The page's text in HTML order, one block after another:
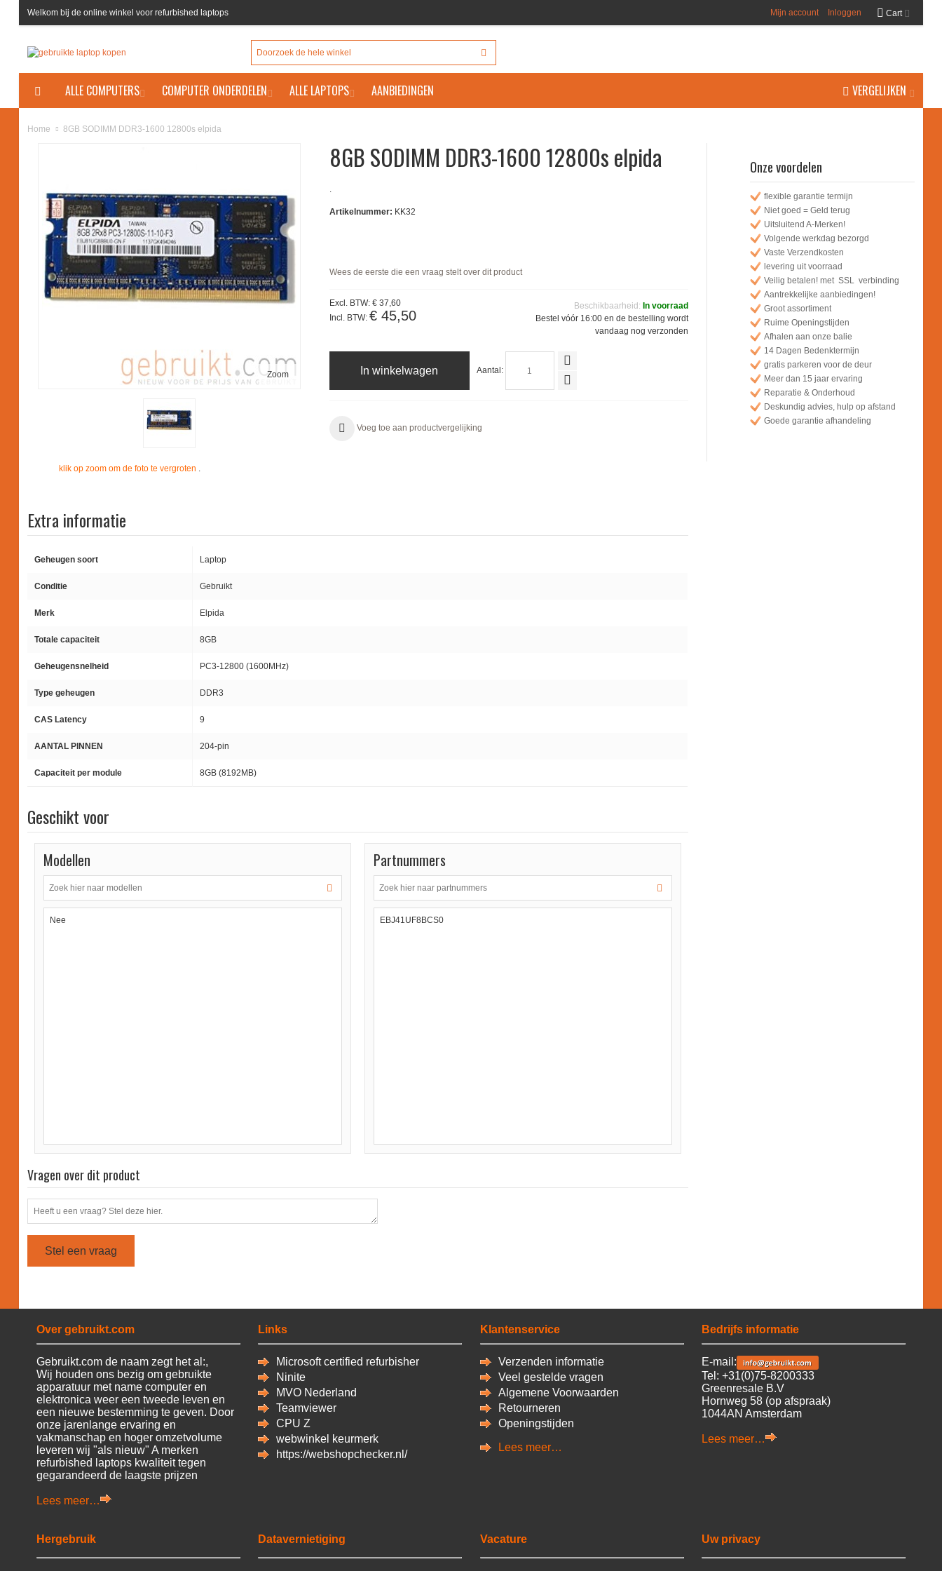
Welkom bij de online winkel voor refurbished laptops Cart
Mijn account Inloggen
VERGELIJKEN
ALLE COMPUTERS COMPUTER ONDERDELEN ALLE LAPTOPS AANBIEDINGEN
Home 8GB SODIMM DDR3-1600 12800s elpida
Zoom
klik op zoom om de foto te vergroten .
8GB SODIMM DDR3-1600 12800s elpida
.
Artikelnummer: KK32
Wees de eerste die een vraag stelt over dit product
Beschikbaarheid: In voorraad
Bestel vóór 16:00 en de bestelling wordt
vandaag nog verzonden
Excl. BTW: € 37,60
Incl. BTW: € 45,50
Aantal:
In winkelwagen
Voeg toe aan productvergelijking
Onze voordelen
flexible garantie termijn
Niet goed = Geld terug
Uitsluitend A-Merken!
Volgende werkdag bezorgd
Vaste Verzendkosten
levering uit voorraad
Veilig betalen! met SSL verbinding
Aantrekkelijke aanbiedingen!
Groot assortiment
Ruime Openingstijden
Afhalen aan onze balie
14 Dagen Bedenktermijn
gratis parkeren voor de deur
Meer dan 15 jaar ervaring
Reparatie & Onderhoud
Deskundig advies, hulp op afstand
Goede garantie afhandeling
Extra informatie
Geheugen soort Laptop
Conditie Gebruikt
Merk Elpida
Totale capaciteit 8GB
Geheugensnelheid PC3-12800 (1600MHz)
Type geheugen DDR3
CAS Latency 9
AANTAL PINNEN 204-pin
Capaciteit per module 8GB (8192MB)
Geschikt voor
Modellen
Nee
Partnummers
EBJ41UF8BCS0
Vragen over dit product
Stel een vraag
Over gebruikt.com
Gebruikt.com de naam zegt het al:,
Wij houden ons bezig om gebruikte
apparatuur met name computer en
elektronica weer een tweede leven en
een nieuwe bestemming te geven. Door
onze jarenlange ervaring en
vakmanschap en hoger omzetvolume
leveren wij "als nieuw" A merken
refurbished laptops kwaliteit tegen
gegarandeerd de laagste prijzen
Lees meer…
Links
Microsoft certified refurbisher
Ninite
MVO Nederland
Teamviewer
CPUZ
webwinkel keurmerk
https://webshopchecker.nl/
Klantenservice
Verzenden informatie
Veel gestelde vragen
Algemene Voorwaarden
Retourneren
Openingstijden
Lees meer…
Bedrijfs informatie
E-mail:
Tel: +31(0)75-8200333
Greenresale B.V
Hornweg 58 (op afspraak)
1044AN Amsterdam
Lees meer…
Hergebruik Datavernietiging Vacature Uw privacy